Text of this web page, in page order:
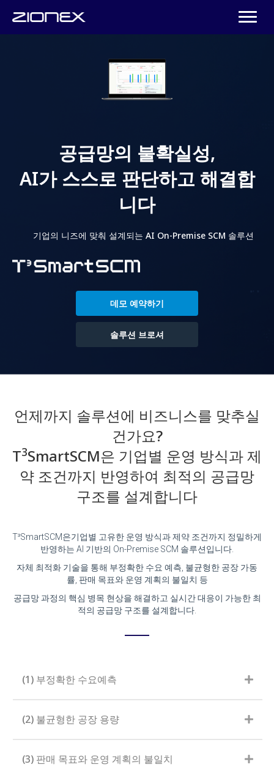
공급망의 불확실성,
AI가 스스로 판단하고 해결합
니다
기업의 니즈에 맞춰 설계되는 AI On-Premise SCM 솔루션
데모 예약하기
솔루션 브로셔
언제까지 솔루션에 비즈니스를 맞추실
건가요?
T3SmartSCM은 기업별 운영 방식과 제
약 조건까지 반영하여 최적의 공급망
구조를 설계합니다
T³SmartSCM은기업별 고유한 운영 방식과 제약 조건까지 정밀하게
반영하는 AI 기반의 On-Premise SCM 솔루션입니다.
자체 최적화 기술을 통해 부정확한 수요 예측, 불균형한 공장 가동
률, 판매 목표와 운영 계획의 불일치 등
공급망 과정의 핵심 병목 현상을 해결하고 실시간 대응이 가능한 최
적의 공급망 구조를 설계합니다.
(1) 부정확한 수요예측
(2) 불균형한 공장 용량
(3) 판매 목표와 운영 계획의 불일치